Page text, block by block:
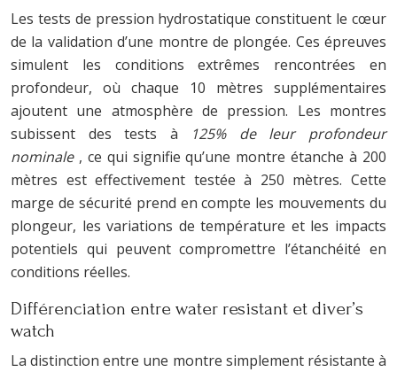
Les tests de pression hydrostatique constituent le cœur
de la validation d’une montre de plongée. Ces épreuves
simulent les conditions extrêmes rencontrées en
profondeur, où chaque 10 mètres supplémentaires
ajoutent une atmosphère de pression. Les montres
subissent des tests à
125% de leur profondeur
nominale , ce qui signifie qu’une montre étanche à 200
mètres est effectivement testée à 250 mètres. Cette
marge de sécurité prend en compte les mouvements du
plongeur, les variations de température et les impacts
potentiels qui peuvent compromettre l’étanchéité en
conditions réelles.
Différenciation entre water resistant et diver’s
watch
La distinction entre une montre simplement résistante à